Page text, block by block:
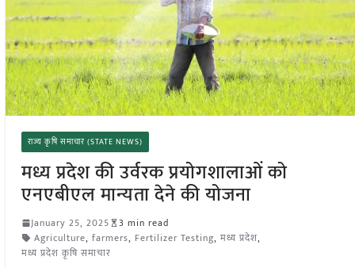
राज्य कृषि समाचार (STATE NEWS)
मध्य प्रदेश की उर्वरक प्रयोगशालाओं को
एनएबीएल मान्यता देने की योजना
January 25, 2025
3 min read
Agriculture, farmers, Fertilizer Testing, मध्य प्रदेश,
मध्य प्रदेश कृषि समाचार